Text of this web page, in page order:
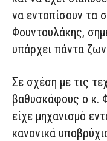
να εντοπίσουν τα
Φουντουλάκης,
υπάρχει πάντα
Σε σχέση με τις
βαθυσκάφους ο κ.
είχε μηχανισμό
κανονικά